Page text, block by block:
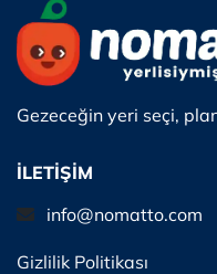
Gezeceğin yeri seçi,
İLETİŞİM
info@nomatto.com
Gizlilik Politikası